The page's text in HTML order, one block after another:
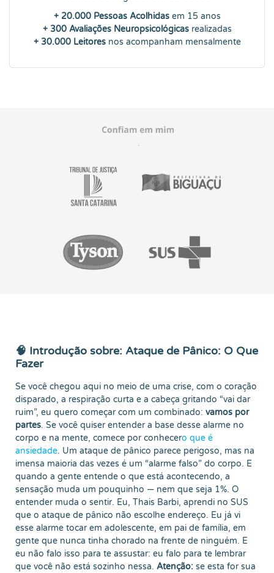
+ 20.000 Pessoas Acolhidas em 15 anos
+ 300 Avaliações Neuropsicológicasrealizadas
+ 30.000 Leitoresnos acompanham mensalmente
🧠 Introdução sobre: Ataque de Pânico: O Que
Fazer
Se você chegou aqui no meio de uma crise, com o coração
disparado, a respiração curta e a cabeça gritando “vai dar
ruim”, eu quero começar com um combinado: vamos por
partes. Se você quiser entender a base desse alarme no
corpo e na mente, comece por conhecero que é
ansiedade. Um ataque de pânico parece perigoso, mas na
imensa maioria das vezes é um “alarme falso” do corpo. E
quando a gente entende o que está acontecendo, a
sensação muda um pouquinho — nem que seja 1%. O
entender muda o sentir. Eu, Thais Barbi, aprendi no SUS
que o ataque de pânico não escolhe endereço. Eu já vi
esse alarme tocar em adolescente, em pai de família, em
gente que nunca tinha chorado na frente de ninguém. E
eu não falo isso para te assustar: eu falo para te lembrar
que você não está sozinho nessa. Atenção: se esta for sua